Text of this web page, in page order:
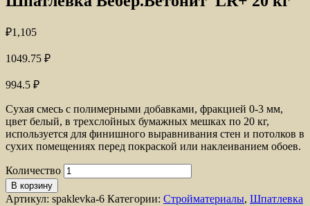
₽1,105
1049.75 ₽
994.5 ₽
Сухая смесь с полимерными добавками, фракцией 0-3 мм,
цвет белый, в трехслойных бумажных мешках по 20 кг,
используется для финишного выравнивания стен и потолков в
сухих помещениях перед покраской или наклеиванием обоев.
Количество
В корзину
Артикул: spaklevka-6 Категории: Стройматериалы, Шпатлевка